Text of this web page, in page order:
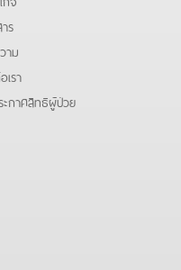
ร
าม
รา
ะกาศสิทธิผู้ป่วย